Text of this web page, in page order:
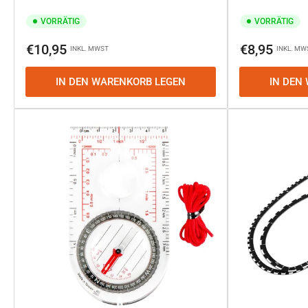
VORRÄTIG
Normaler
€10,95 INKL. MWST
IN DEN WARENKORB LEGEN
VORRÄTIG
Normaler
€8,95 INKL.
IN DEN